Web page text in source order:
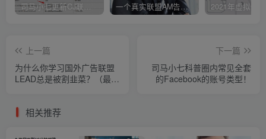
司马小七更新CJ联盟大路货的新版注册教程！ 一个真实联盟AM告诉你选择OFFER的技巧！
上一篇
为什么你学习国外广告联盟
LEAD总是被割韭菜？（最强
下一篇
司马小七科普圈内常见全套
的Facebook的账号类型！
相关推荐